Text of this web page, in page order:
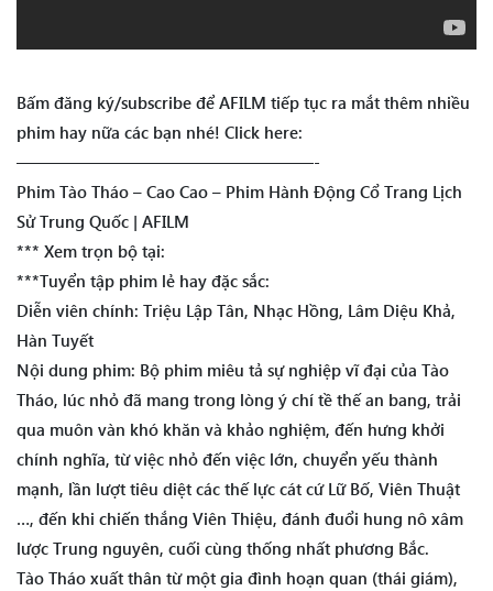
Bấm đăng ký/subscribe để AFILM tiếp tục ra mắt thêm nhiều
phim hay nữa các bạn nhé! Click here:
——————————————————-
Phim Tào Tháo – Cao Cao – Phim Hành Động Cổ Trang Lịch
Sử Trung Quốc | AFILM
*** Xem trọn bộ tại:
***Tuyển tập phim lẻ hay đặc sắc:
Diễn viên chính: Triệu Lập Tân, Nhạc Hồng, Lâm Diệu Khả,
Hàn Tuyết
Nội dung phim: Bộ phim miêu tả sự nghiệp vĩ đại của Tào
Tháo, lúc nhỏ đã mang trong lòng ý chí tề thế an bang, trải
qua muôn vàn khó khăn và khảo nghiệm, đến hưng khởi
chính nghĩa, từ việc nhỏ đến việc lớn, chuyển yếu thành
mạnh, lần lượt tiêu diệt các thế lực cát cứ Lữ Bố, Viên Thuật
…, đến khi chiến thắng Viên Thiệu, đánh đuổi hung nô xâm
lược Trung nguyên, cuối cùng thống nhất phương Bắc.
Tào Tháo xuất thân từ một gia đình hoạn quan (thái giám),